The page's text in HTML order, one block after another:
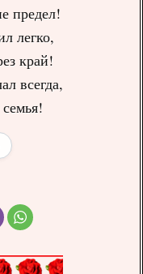
предел!
легко,
край!
всегда,